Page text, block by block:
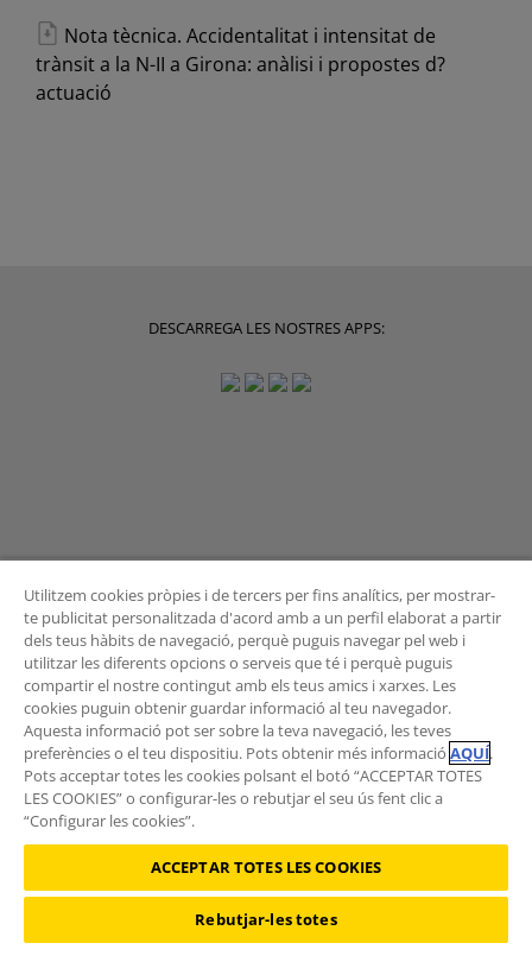
Nota tècnica. Accidentalitat i intensitat de
trànsit a la N-II a Girona: anàlisi i propostes d?
actuació
DESCARREGA LES NOSTRES APPS:
BUTLLETÍ
Vols rebre les novetats de l'Àrea de Mobilitat?
Subscriu-te al butlletí.
©2026 RACC Mobility Club |Condicions d'ús i Política de privacitat|
Utilitzem cookies pròpies i de tercers per fins analítics, per mostrar-
te publicitat personalitzada d'acord amb a un perfil elaborat a partir
dels teus hàbits de navegació, perquè puguis navegar pel web i
utilitzar les diferents opcions o serveis que té i perquè puguis
compartir el nostre contingut amb els teus amics i xarxes. Les
cookies puguin obtenir guardar informació al teu navegador.
Aquesta informació pot ser sobre la teva navegació, les teves
preferències o el teu dispositiu. Pots obtenir més informació AQUÍ.
Pots acceptar totes les cookies polsant el botó “ACCEPTAR TOTES
LES COOKIES” o configurar-les o rebutjar el seu ús fent clic a
“Configurar les cookies”.
ACCEPTAR TOTES LES COOKIES
Rebutjar-les totes